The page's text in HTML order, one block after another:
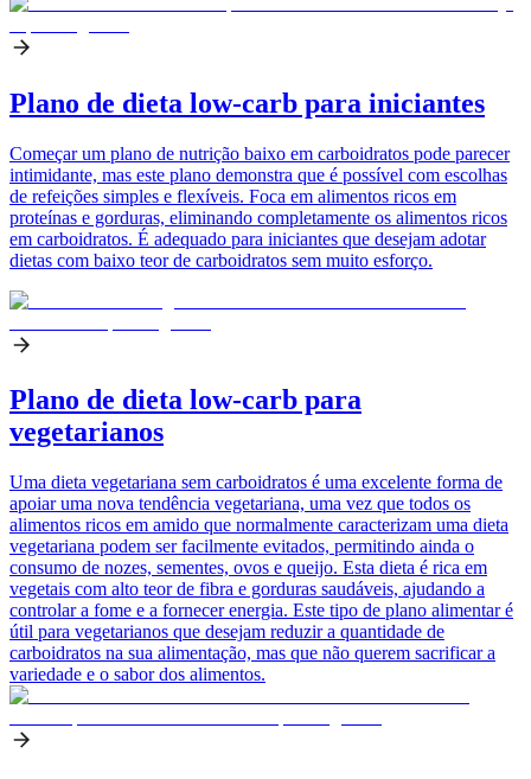
Plano de dieta low-carb para iniciantes
Começar um plano de nutrição baixo em carboidratos pode parecer
intimidante, mas este plano demonstra que é possível com escolhas
de refeições simples e flexíveis. Foca em alimentos ricos em
proteínas e gorduras, eliminando completamente os alimentos ricos
em carboidratos. É adequado para iniciantes que desejam adotar
dietas com baixo teor de carboidratos sem muito esforço.
Plano de dieta low-carb para
vegetarianos
Uma dieta vegetariana sem carboidratos é uma excelente forma de
apoiar uma nova tendência vegetariana, uma vez que todos os
alimentos ricos em amido que normalmente caracterizam uma dieta
vegetariana podem ser facilmente evitados, permitindo ainda o
consumo de nozes, sementes, ovos e queijo. Esta dieta é rica em
vegetais com alto teor de fibra e gorduras saudáveis, ajudando a
controlar a fome e a fornecer energia. Este tipo de plano alimentar é
útil para vegetarianos que desejam reduzir a quantidade de
carboidratos na sua alimentação, mas que não querem sacrificar a
variedade e o sabor dos alimentos.